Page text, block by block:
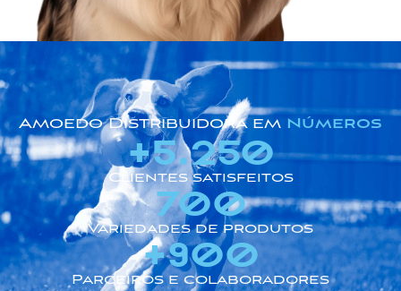
Amoedo Distribuidora em Números
Clientes satisfeitos
+5.250
Variedades de produtos
700
Parceiros e colaboradores
+900